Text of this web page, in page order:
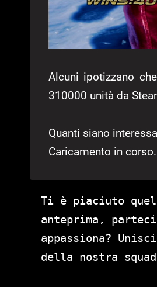
Alcuni ipotizzano
310000 unità da
Quanti siano
Caricamento in
Ti è piaciuto
anteprima,
appassiona?
della nostra